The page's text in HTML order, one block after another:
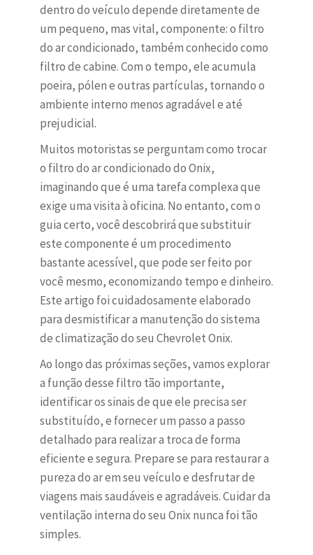
dentro do veículo depende diretamente de
um pequeno, mas vital, componente: o filtro
do ar condicionado, também conhecido como
filtro de cabine. Com o tempo, ele acumula
poeira, pólen e outras partículas, tornando o
ambiente interno menos agradável e até
prejudicial.
Muitos motoristas se perguntam como trocar
o filtro do ar condicionado do Onix,
imaginando que é uma tarefa complexa que
exige uma visita à oficina. No entanto, com o
guia certo, você descobrirá que substituir
este componente é um procedimento
bastante acessível, que pode ser feito por
você mesmo, economizando tempo e dinheiro.
Este artigo foi cuidadosamente elaborado
para desmistificar a manutenção do sistema
de climatização do seu Chevrolet Onix.
Ao longo das próximas seções, vamos explorar
a função desse filtro tão importante,
identificar os sinais de que ele precisa ser
substituído, e fornecer um passo a passo
detalhado para realizar a troca de forma
eficiente e segura. Prepare se para restaurar a
pureza do ar em seu veículo e desfrutar de
viagens mais saudáveis e agradáveis. Cuidar da
ventilação interna do seu Onix nunca foi tão
simples.